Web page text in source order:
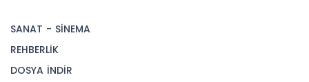
SANAT - SİNEMA
REHBERLİK
DOSYA İNDİR